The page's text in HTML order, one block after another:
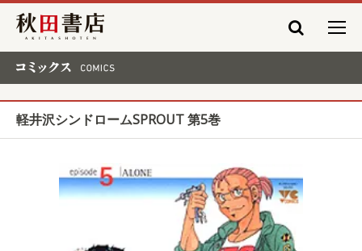
秋田書店
軽井沢シンドロームSPROUT 第5巻